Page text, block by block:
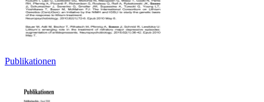
Publikationen